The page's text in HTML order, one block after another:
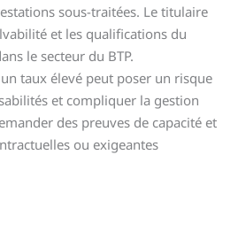
sous-traitées. Le titulaire
et les qualifications du
le secteur du BTP.
taux élevé peut poser un risque
et compliquer la gestion
des preuves de capacité et
ou exigeantes